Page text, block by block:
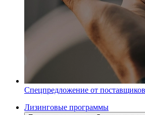
Спецпредложение от поставщиков
Лизинговые программы